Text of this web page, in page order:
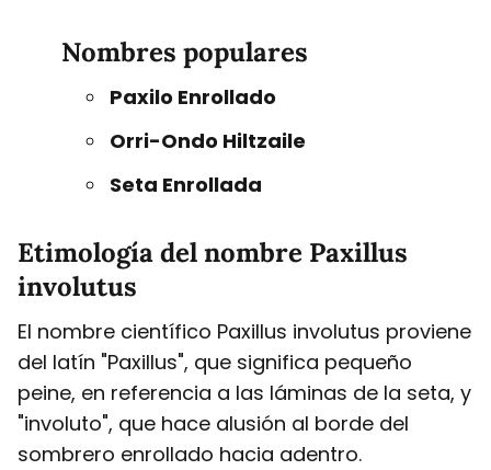
Nombres populares
Paxilo Enrollado
Orri-Ondo Hiltzaile
Seta Enrollada
Etimología del nombre Paxillus
involutus
El nombre científico Paxillus involutus proviene
del latín "Paxillus", que significa pequeño
peine, en referencia a las láminas de la seta, y
"involuto", que hace alusión al borde del
sombrero enrollado hacia adentro.